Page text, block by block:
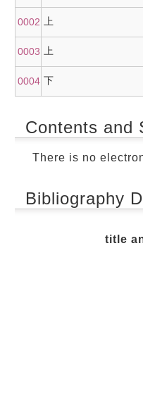
0002 上
0003 上
0004 下
Contents and
There is no
Bibliography
title